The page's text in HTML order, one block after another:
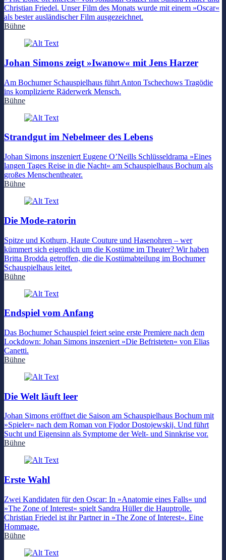
Christian Friedel. Unser Film des Monats wurde mit einem »Oscar«
als bester ausländischer Film ausgezeichnet.
Bühne
Johan Simons zeigt »Iwanow« mit Jens Harzer
Am Bochumer Schauspielhaus führt Anton Tschechows Tragödie
ins komplizierte Räderwerk Mensch.
Bühne
Strandgut im Nebelmeer des Lebens
Johan Simons inszeniert Eugene O’Neills Schlüsseldrama »Eines
langen Tages Reise in die Nacht« am Schauspielhaus Bochum als
großes Menschentheater.
Bühne
Die Mode-ratorin
Spitze und Kothurn, Haute Couture und Hasenohren – wer
kümmert sich eigentlich um die Kostüme im Theater? Wir haben
Britta Brodda getroffen, die die Kostümabteilung im Bochumer
Schauspielhaus leitet.
Bühne
Endspiel vom Anfang
Das Bochumer Schauspiel feiert seine erste Premiere nach dem
Lockdown: Johan Simons inszeniert »Die Befristeten« von Elias
Canetti.
Bühne
Die Welt läuft leer
Johan Simons eröffnet die Saison am Schauspielhaus Bochum mit
»Spieler« nach dem Roman von Fjodor Dostojewskij. Und führt
Sucht und Eigensinn als Symptome der Welt- und Sinnkrise vor.
Bühne
Erste Wahl
Zwei Kandidaten für den Oscar: In »Anatomie eines Falls« und
»The Zone of Interest« spielt Sandra Hüller die Hauptrolle.
Christian Friedel ist ihr Partner in »The Zone of Interest«. Eine
Hommage.
Bühne